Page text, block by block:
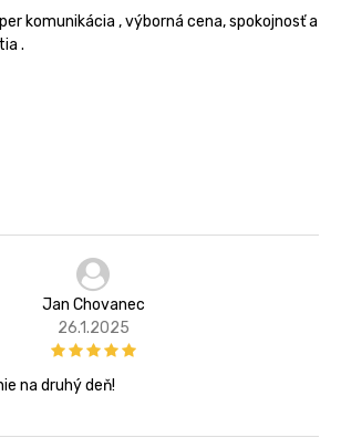
komunikácia , výborná cena, spokojnosť a
.
Jan Chovanec
26.1.2025
na druhý deň!